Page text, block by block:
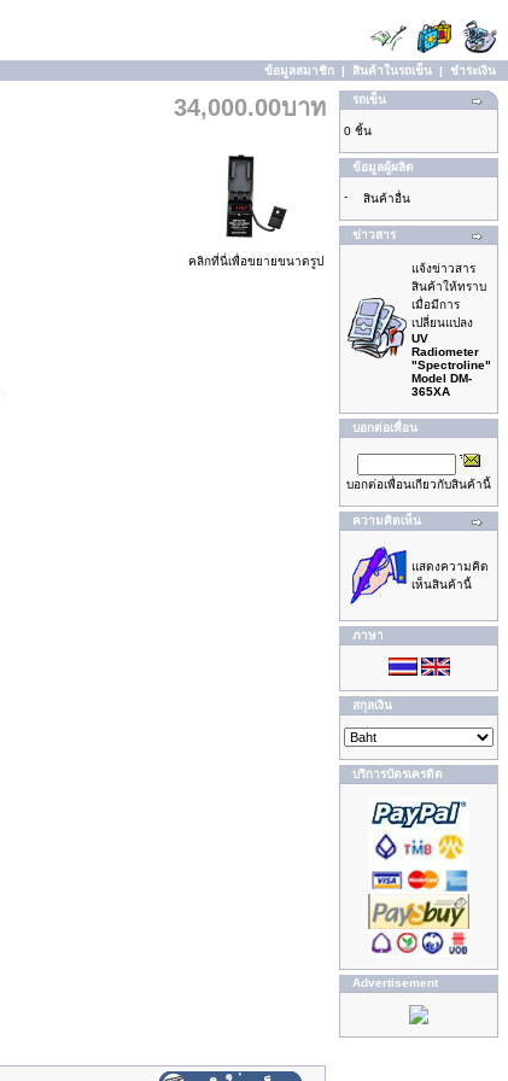
ข้อมูลสมาชิก | สินค้าในรถเข็น | ชำระเงิน
34,000.00บาท
คลิกที่นี่เพื่อขยายขนาดรูป
รถเข็น
0 ชิ้น
ข้อมูลผู้ผลิต
- สินค้าอื่น
ข่าวสาร
แจ้งข่าวสาร
สินค้าให้ทราบ
เมื่อมีการ
เปลี่ยนแปลง
UV
Radiometer
"Spectroline"
Model DM-
365XA
บอกต่อเพื่อน
บอกต่อเพื่อนเกียวกับสินค้านี้
ความคิดเห็น
แสดงความคิด
เห็นสินค้านี้
ภาษา
สกุลเงิน
บริการบัตรเครดิต
Advertisement